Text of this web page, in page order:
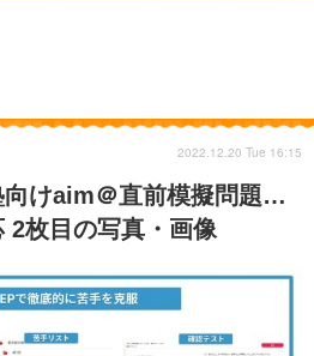
向けaim＠直前模擬問題…
2枚目の写真・画像
2022.12.20 Tue 16:15